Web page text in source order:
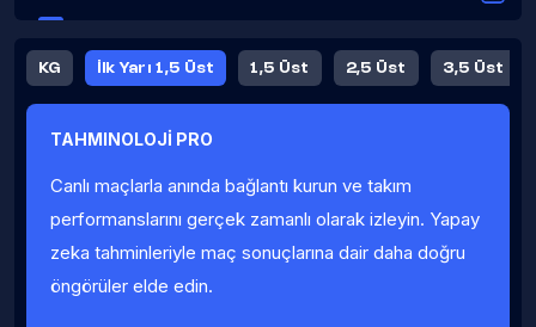
KG İlk Yarı 1,5 Üst 1,5 Üst 2,5 Üst 3,5 Üst
Fauller Ortalama
TAHMINOLOJİ PRO
Canlı maçlarla anında bağlantı kurun ve takım
performanslarını gerçek zamanlı olarak izleyin. Yapay
zeka tahminleriyle maç sonuçlarına dair daha doğru
öngörüler elde edin.